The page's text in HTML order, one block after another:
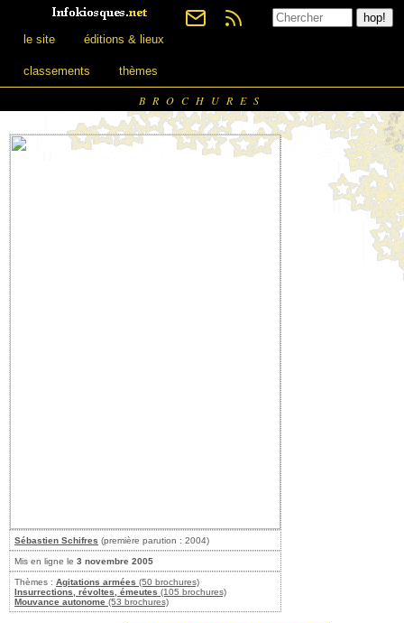
le site éditions & lieux
classements thèmes
BROCHURES
Sébastien Schifres (première parution : 2004)
Mis en ligne le 3 novembre 2005
Thèmes : Agitations armées (50 brochures)
Insurrections, révoltes, émeutes (105 brochures)
Mouvance autonome (53 brochures)